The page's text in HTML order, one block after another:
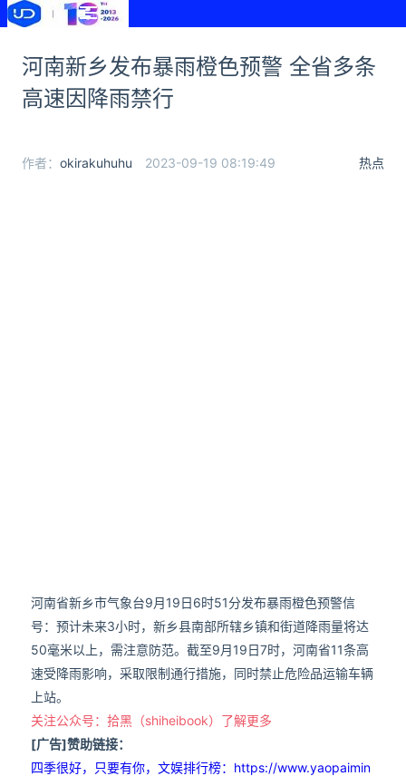
河南新乡发布暴雨橙色预警 全省多条
高速因降雨禁行
热点
作者： okirakuhuhu 2023-09-19 08:19:49
河南省新乡市气象台9月19日6时51分发布暴雨橙色预警信
号：预计未来3小时，新乡县南部所辖乡镇和街道降雨量将达
50毫米以上，需注意防范。截至9月19日7时，河南省11条高
速受降雨影响，采取限制通行措施，同时禁止危险品运输车辆
上站。
关注公众号：拾黑（shiheibook）了解更多
[广告]赞助链接：
四季很好，只要有你，文娱排行榜：https://www.yaopaimin